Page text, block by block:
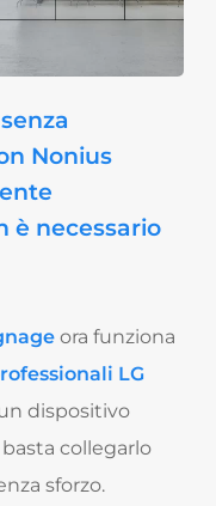
Nonius
è necessario
ora funziona
LG
dispositivo
collegarlo
sforzo.